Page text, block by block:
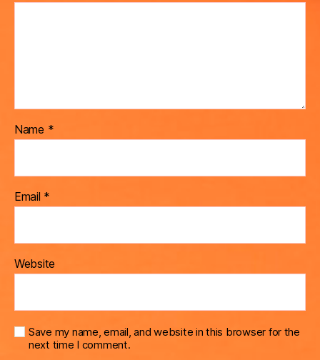
Name *
Email *
Website
Save my name, email, and website in this browser for the
next time I comment.